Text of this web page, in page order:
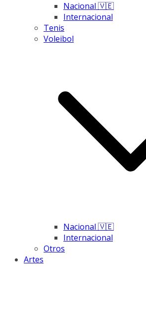
Nacional 🇻🇪
Internacional
Tenis
Voleibol
Nacional 🇻🇪
Internacional
Otros
Artes